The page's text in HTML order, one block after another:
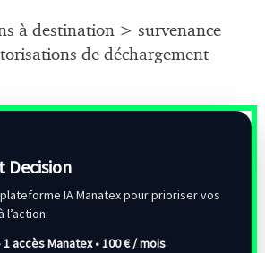
à destination > survenance
de déchargement
Decision
IA Manatex pour prioriser vos
l’action.
accès Manatex •100 € / mois